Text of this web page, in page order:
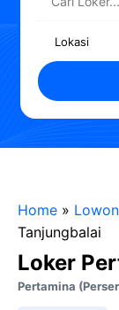
Home »
Tanjungbalai
Loker
Pertamina